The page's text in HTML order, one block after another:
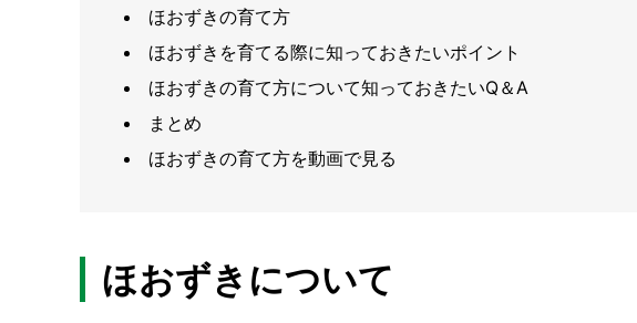
ほおずきの育て方
ほおずきを育てる際に知っておきたいポイント
ほおずきの育て方について知っておきたいQ＆A
まとめ
ほおずきの育て方を動画で見る
ほおずきについて